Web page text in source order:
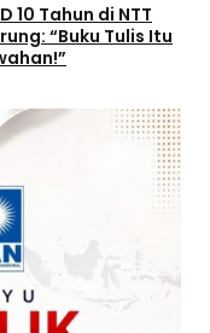
10 Tahun di NTT
“Buku Tulis Itu